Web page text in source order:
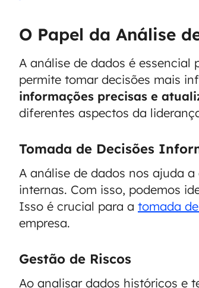
O Papel da Análise
A análise de dados é essencial
permite tomar decisões mais
informações precisas e
diferentes aspectos da
Tomada de Decisões
A análise de dados nos ajuda
internas. Com isso, podemos
Isso é crucial para a tomada
empresa.
Gestão de Riscos
Ao analisar dados históricos e